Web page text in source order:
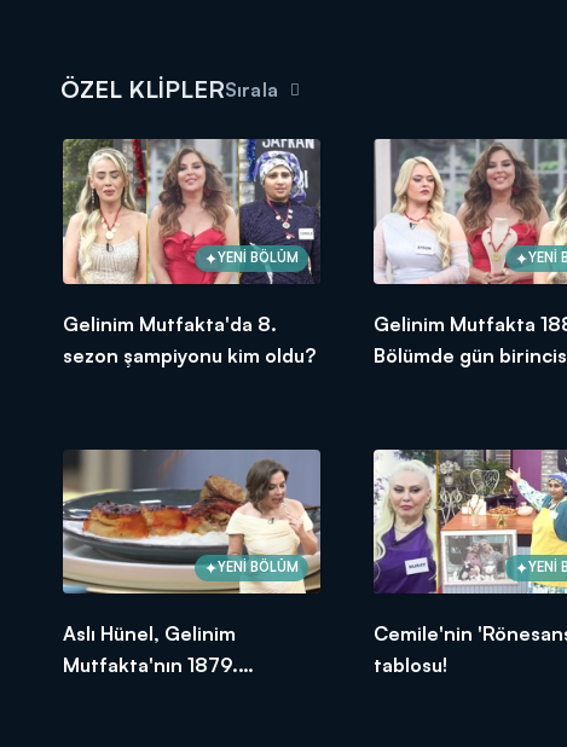
Gelinim Mutfakta, yeni bölümleriyle
ÖZEL KLİPLERSırala
YENİ BÖLÜM
Gelinim Mutfakta'da 8.
sezon şampiyonu kim oldu?
YENİ
Gelinim Mutfakta
Bölümde gün
YENİ BÖLÜM
Aslı Hünel, Gelinim
Mutfakta'nın 1879.
YENİ
Cemile'nin
tablosu!